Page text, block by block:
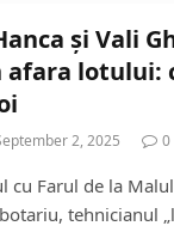
și Vali
afara lotului:
2, 2025 0
cu Farul de la
tehnicianul